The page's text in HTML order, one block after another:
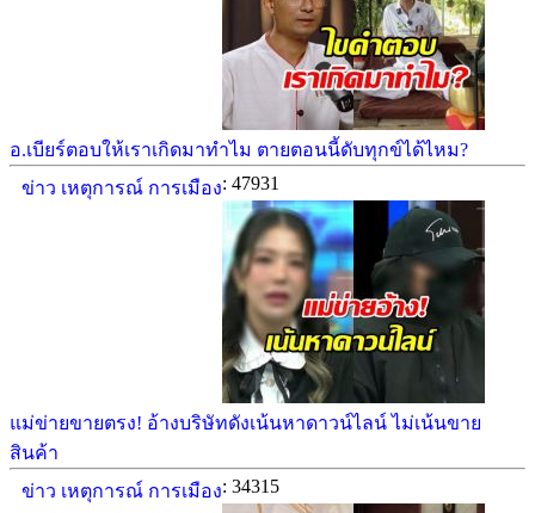
อ.เบียร์ตอบให้เราเกิดมาทำไม ตายตอนนี้ดับทุกข์ได้ไหม?
ข่าว เหตุการณ์ การเมือง: 47931
แม่ข่ายขายตรง! อ้างบริษัทดังเน้นหาดาวน์ไลน์ ไม่เน้นขาย
สินค้า
ข่าว เหตุการณ์ การเมือง: 34315